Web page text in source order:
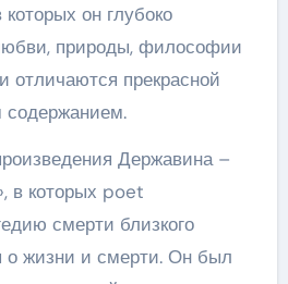
он глубоко
природы, философии
отличаются прекрасной
Державина –
в которых poet
смерти близкого
о жизни и смерти. Он был